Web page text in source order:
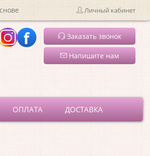
Личный кабинет
Заказать звонок
Напишите нам
ОПЛАТА ДОСТАВКА